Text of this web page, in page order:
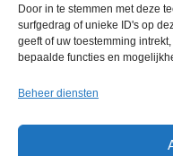
Door in te stemmen met deze
surfgedrag of unieke ID's op
geeft of uw toestemming
bepaalde functies en
Beheer diensten